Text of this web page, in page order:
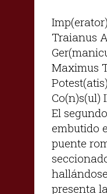
Traianus
Maximus
Co(n)s(ul)
El
embutido
puente
presenta